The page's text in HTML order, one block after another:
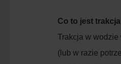
Co to jest
Trakcja w wodzie
(lub w razie